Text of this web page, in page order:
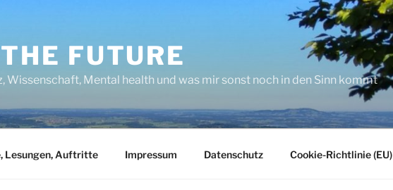
FUTURE
Wissenschaft, Mental health und was mir sonst noch in den Sinn kommt
Lesungen, Auftritte Impressum Datenschutz Cookie-Richtlinie (EU)